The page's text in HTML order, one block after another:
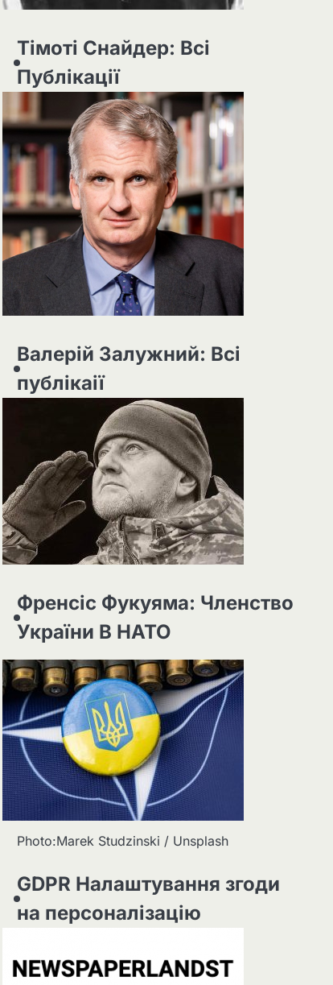
Тімоті Снайдер: Всі
Публікації
Валерій Залужний: Всі
публікаії
Френсіс Фукуяма: Членство
України В НАТО
Photo:Marek Studzinski / Unsplash
GDPR Налаштування згоди
на персоналізацію